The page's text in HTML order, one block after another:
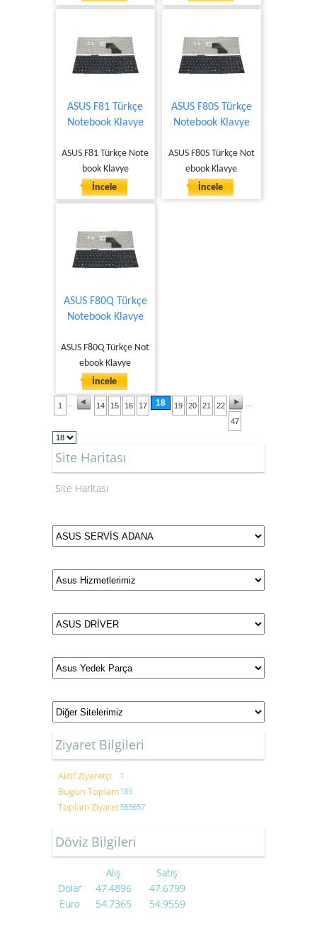
ASUS F81 Türkçe
Notebook Klavye
ASUS F81 Türkçe Note
book Klavye
İncele
ASUS F80S Türkçe
Notebook Klavye
ASUS F80S Türkçe Not
ebook Klavye
İncele
ASUS F80Q Türkçe
Notebook Klavye
ASUS F80Q Türkçe Not
ebook Klavye
İncele
1 14 15 16 17 18 19 20 21 22
47
Site Haritası
Site Haritası
Ziyaret Bilgileri
Aktif Ziyaretçi 1
Bugün Toplam185
Toplam Ziyaret383657
Döviz Bilgileri
Alış
Satış
Dolar
47.4896
47.6799
Euro
54.7365 54.9559